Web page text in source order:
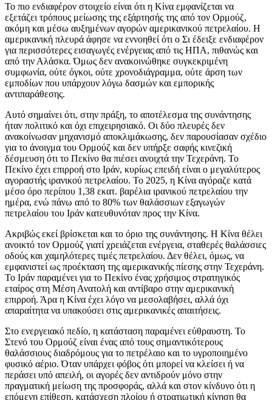
Το πιο ενδιαφέρον στοιχείο είναι ότι η Κίνα εμφανίζεται να
εξετάζει τρόπους μείωσης της εξάρτησής της από τον Ορμούζ,
ακόμη και μέσω αυξημένων αγορών αμερικανικού πετρελαίου. Η
αμερικανική πλευρά άφησε να εννοηθεί ότι ο Σι έδειξε ενδιαφέρον
για περισσότερες εισαγωγές ενέργειας από τις ΗΠΑ, πιθανώς και
από την Αλάσκα. Όμως δεν ανακοινώθηκε συγκεκριμένη
συμφωνία, ούτε όγκοι, ούτε χρονοδιάγραμμα, ούτε άρση των
εμποδίων που υπάρχουν λόγω δασμών και εμπορικής
αντιπαράθεσης.
Αυτό σημαίνει ότι, στην πράξη, το αποτέλεσμα της συνάντησης
ήταν πολιτικό και όχι επιχειρησιακό. Οι δύο πλευρές δεν
ανακοίνωσαν μηχανισμό αποκλιμάκωσης, δεν παρουσίασαν σχέδιο
για το άνοιγμα του Ορμούζ και δεν υπήρξε σαφής κινεζική
δέσμευση ότι το Πεκίνο θα πιέσει ανοιχτά την Τεχεράνη. Το
Πεκίνο έχει επιρροή στο Ιράν, κυρίως επειδή είναι ο μεγαλύτερος
αγοραστής ιρανικού πετρελαίου. Το 2025, η Κίνα αγόραζε κατά
μέσο όρο περίπου 1,38 εκατ. βαρέλια ιρανικού πετρελαίου την
ημέρα, ενώ πάνω από το 80% των θαλάσσιων εξαγωγών
πετρελαίου του Ιράν κατευθυνόταν προς την Κίνα.
Ακριβώς εκεί βρίσκεται και το όριο της συνάντησης. Η Κίνα θέλει
ανοικτό τον Ορμούζ γιατί χρειάζεται ενέργεια, σταθερές θαλάσσιες
οδούς και χαμηλότερες τιμές πετρελαίου. Δεν θέλει, όμως, να
εμφανιστεί ως προέκταση της αμερικανικής πίεσης στην Τεχεράνη.
Το Ιράν παραμένει για το Πεκίνο ένας χρήσιμος στρατηγικός
εταίρος στη Μέση Ανατολή και αντίβαρο στην αμερικανική
επιρροή. Άρα η Κίνα έχει λόγο να μεσολαβήσει, αλλά όχι
απαραίτητα να υπακούσει στις αμερικανικές απαιτήσεις.
Στο ενεργειακό πεδίο, η κατάσταση παραμένει εύθραυστη. Το
Στενό του Ορμούζ είναι ένας από τους σημαντικότερους
θαλάσσιους διαδρόμους για το πετρέλαιο και το υγροποιημένο
φυσικό αέριο. Όταν υπάρχει φόβος ότι μπορεί να κλείσει ή να
περάσει υπό απειλή, οι αγορές δεν αντιδρούν μόνο στην
πραγματική μείωση της προσφοράς, αλλά και στον κίνδυνο ότι η
επόμενη επίθεση, κατάσχεση πλοίου ή στρατιωτική κίνηση θα